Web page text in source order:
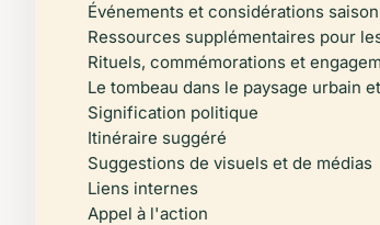
Événements et considérations
Ressources supplémentaires pour
Rituels, commémorations et
Le tombeau dans le paysage urbain
Signification politique
Itinéraire suggéré
Suggestions de visuels et de médias
Liens internes
Appel à l'action